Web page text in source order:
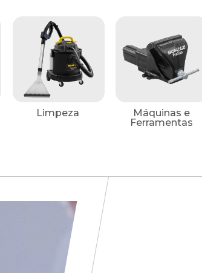
Limpeza
Máquinas e
Ferramentas